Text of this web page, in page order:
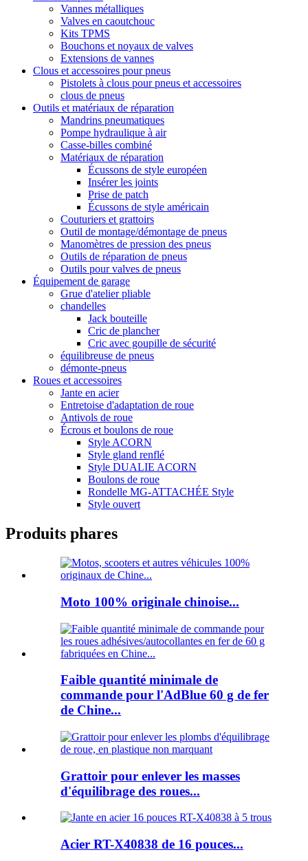
Vannes métalliques
Valves en caoutchouc
Kits TPMS
Bouchons et noyaux de valves
Extensions de vannes
Clous et accessoires pour pneus
Pistolets à clous pour pneus et accessoires
clous de pneus
Outils et matériaux de réparation
Mandrins pneumatiques
Pompe hydraulique à air
Casse-billes combiné
Matériaux de réparation
Écussons de style européen
Insérer les joints
Prise de patch
Écussons de style américain
Couturiers et grattoirs
Outil de montage/démontage de pneus
Manomètres de pression des pneus
Outils de réparation de pneus
Outils pour valves de pneus
Équipement de garage
Grue d'atelier pliable
chandelles
Jack bouteille
Cric de plancher
Cric avec goupille de sécurité
équilibreuse de pneus
démonte-pneus
Roues et accessoires
Jante en acier
Entretoise d'adaptation de roue
Antivols de roue
Écrous et boulons de roue
Style ACORN
Style gland renflé
Style DUALIE ACORN
Boulons de roue
Rondelle MG-ATTACHÉE Style
Style ouvert
Produits phares
Moto 100% originale chinoise...
Faible quantité minimale de
commande pour l'AdBlue 60 g de fer
de Chine...
Grattoir pour enlever les masses
d'équilibrage des roues...
Acier RT-X40838 de 16 pouces...